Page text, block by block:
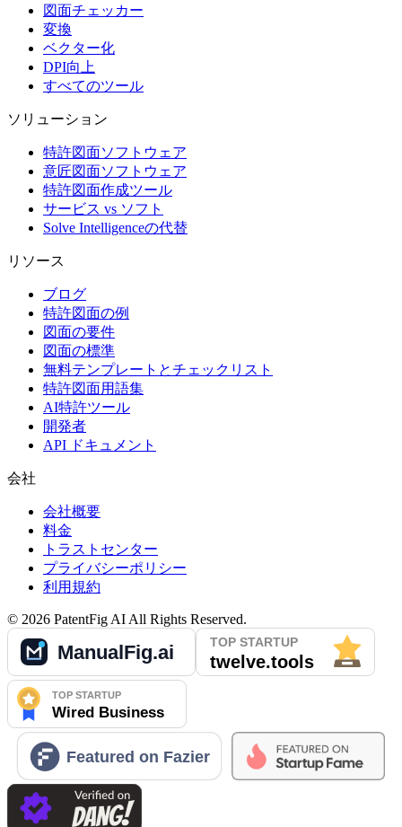
図面チェッカー
変換
ベクター化
DPI向上
すべてのツール
ソリューション
特許図面ソフトウェア
意匠図面ソフトウェア
特許図面作成ツール
サービス vs ソフト
Solve Intelligenceの代替
リソース
ブログ
特許図面の例
図面の要件
図面の標準
無料テンプレートとチェックリスト
特許図面用語集
AI特許ツール
開発者
API ドキュメント
会社
会社概要
料金
トラストセンター
プライバシーポリシー
利用規約
© 2026 PatentFig AI All Rights Reserved.